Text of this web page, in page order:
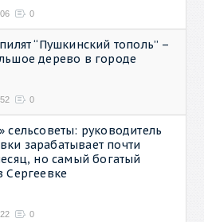
0
“Пушкинский тополь” –
дерево в городе
0
сельсоветы: руководитель
зарабатывает почти
но самый богатый
Сергеевке
0